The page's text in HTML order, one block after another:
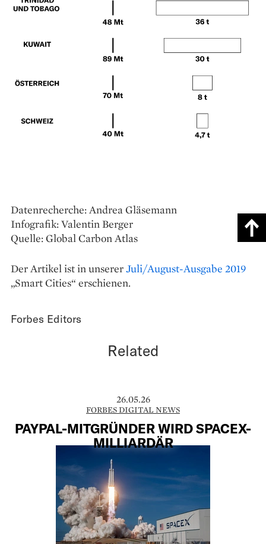
Datenrecherche: Andrea Gläsemann
Infografik: Valentin Berger
Quelle: Global Carbon Atlas
Der Artikel ist in unsererJuli/August-Ausgabe 2019
„Smart Cities“ erschienen.
Forbes Editors
Related
26.05.26
FORBES DIGITAL NEWS
PAYPAL-MITGRÜNDER WIRD SPACEX-
MILLIARDÄR